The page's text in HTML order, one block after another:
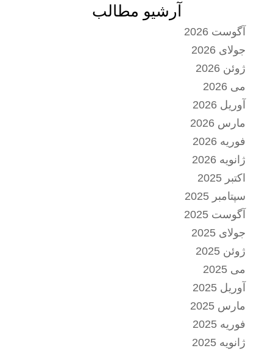
آرشیو مطالب
آگوست 2026
جولای 2026
ژوئن 2026
می 2026
آوریل 2026
مارس 2026
فوریه 2026
ژانویه 2026
اکتبر 2025
سپتامبر 2025
آگوست 2025
جولای 2025
ژوئن 2025
می 2025
آوریل 2025
مارس 2025
فوریه 2025
ژانویه 2025